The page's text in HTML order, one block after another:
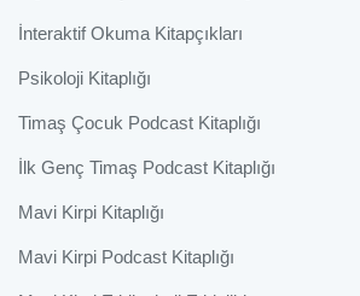
İnteraktif Okuma Kitapçıkları
Psikoloji Kitaplığı
Timaş Çocuk Podcast Kitaplığı
İlk Genç Timaş Podcast Kitaplığı
Mavi Kirpi Kitaplığı
Mavi Kirpi Podcast Kitaplığı